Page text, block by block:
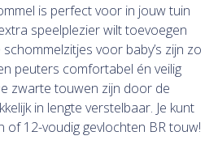
is perfect voor in jouw tuin
speelplezier wilt toevoegen
voor baby’s zijn zo
peuters comfortabel én veilig
zwarte touwen zijn door de
in lengte verstelbaar. Je kunt
of 12-voudig gevlochten BR touw!